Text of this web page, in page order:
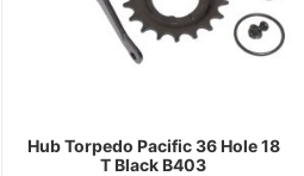
TAMBAH KE KERANJANG
Hub Torpedo Pacific 36 Hole 18
T Black B403